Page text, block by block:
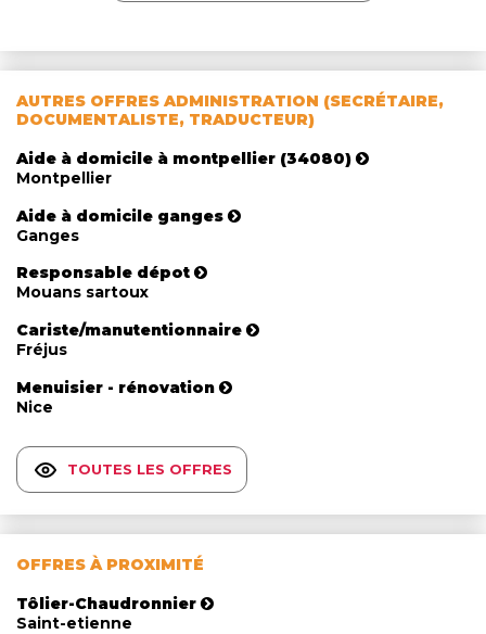
AUTRES OFFRES ADMINISTRATION (SECRÉTAIRE,
DOCUMENTALISTE, TRADUCTEUR)
Aide à domicile à montpellier (34080)
Montpellier
Aide à domicile ganges
Ganges
Responsable dépot
Mouans sartoux
Cariste/manutentionnaire
Fréjus
Menuisier - rénovation
Nice
TOUTES LES OFFRES
OFFRES À PROXIMITÉ
Tôlier-Chaudronnier
Saint-etienne